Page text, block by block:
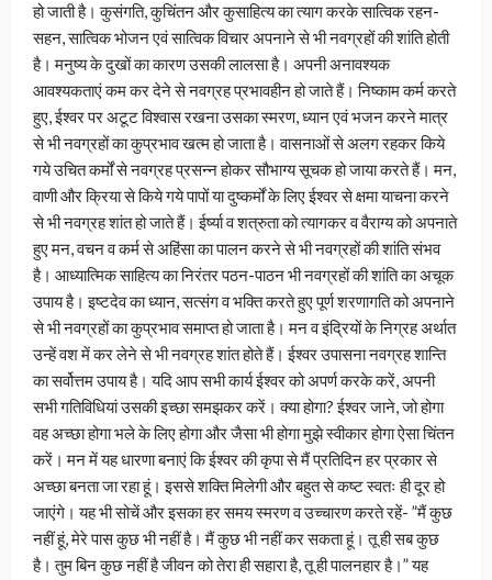
हो जाती है। कुसंगति, कुचिंतन और कुसाहित्य का त्याग करके सात्विक रहन-
सहन, सात्विक भोजन एवं सात्विक विचार अपनाने से भी नवग्रहों की शांति होती
है। मनुष्य के दुखों का कारण उसकी लालसा है। अपनी अनावश्यक
आवश्यकताएं कम कर देने से नवग्रह प्रभावहीन हो जाते हैं। निष्काम कर्म करते
हुए, ईश्वर पर अटूट विश्वास रखना उसका स्मरण, ध्यान एवं भजन करने मात्र
से भी नवग्रहों का कुप्रभाव खत्म हो जाता है। वासनाओं से अलग रहकर किये
गये उचित कर्मों से नवग्रह प्रसन्न होकर सौभाग्य सूचक हो जाया करते हैं। मन,
वाणी और क्रिया से किये गये पापों या दुष्कर्मों के लिए ईश्वर से क्षमा याचना करने
से भी नवग्रह शांत हो जाते हैं। ईर्ष्या व शत्रुता को त्यागकर व वैराग्य को अपनाते
हुए मन, वचन व कर्म से अहिंसा का पालन करने से भी नवग्रहों की शांति संभव
है। आध्यात्मिक साहित्य का निरंतर पठन-पाठन भी नवग्रहों की शांति का अचूक
उपाय है। इष्टदेव का ध्यान, सत्संग व भक्ति करते हुए पूर्ण शरणागति को अपनाने
से भी नवग्रहों का कुप्रभाव समाप्त हो जाता है। मन व इंद्रियों के निग्रह अर्थात
उन्हें वश में कर लेने से भी नवग्रह शांत होते हैं। ईश्वर उपासना नवग्रह शान्ति
का सर्वोत्तम उपाय है। यदि आप सभी कार्य ईश्वर को अपर्ण करके करें, अपनी
सभी गतिविधियां उसकी इच्छा समझकर करें। क्या होगा? ईश्वर जाने, जो होगा
वह अच्छा होगा भले के लिए होगा और जैसा भी होगा मुझे स्वीकार होगा ऐसा चिंतन
करें। मन में यह धारणा बनाएं कि ईश्वर की कृपा से मैं प्रतिदिन हर प्रकार से
अच्छा बनता जा रहा हूं। इससे शक्ति मिलेगी और बहुत से कष्ट स्वतः ही दूर हो
जाएंगे। यह भी सोचें और इसका हर समय स्मरण व उच्चारण करते रहें- ”मैं कुछ
नहीं हूं, मेरे पास कुछ भी नहीं है। मैं कुछ भी नहीं कर सकता हूं। तू ही सब कुछ
है। तुम बिन कुछ नहीं है जीवन को तेरा ही सहारा है, तू ही पालनहार है।” यह